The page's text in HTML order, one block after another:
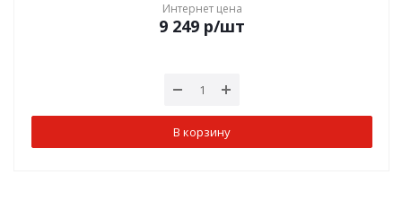
Интернет цена
9 249 р/шт
В корзину